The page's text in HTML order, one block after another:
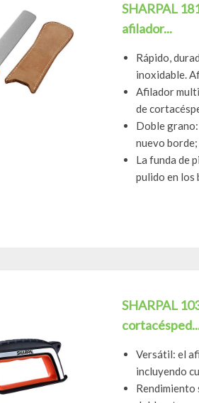
SHARPAL
afilador...
Rápido,
inoxidable.
Afilador
de
Doble
nuevo
La funda de
pulido en los
SHARPAL
Versátil: el
incluyendo
Rendimiento